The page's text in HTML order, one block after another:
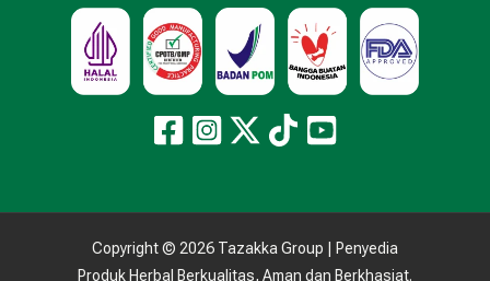
Copyright © 2026 Tazakka Group | Penyedia
Produk Herbal Berkualitas, Aman dan Berkhasiat.